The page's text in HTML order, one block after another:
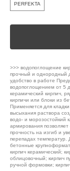
PERFEKTA
>>> водопоглощение
прочный и однородный
удобство в работе
водопоглощением от 5
керамический кирпич,
кирпичи или блоки из
Применяется для
высыхания раствора
водо- и морозостойкий
армирования
прочность на изгиб и
перепадах температур.
бетонные
кирпич керамический;
облицовочный; кирпич
ручной формовки;